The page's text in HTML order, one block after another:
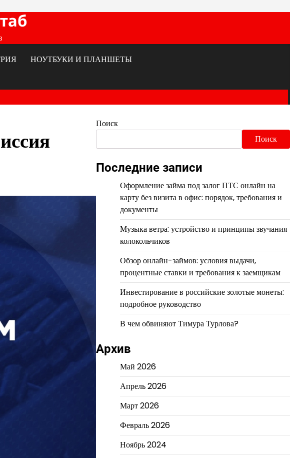
НОУТБУКИ И ПЛАНШЕТЫ
Поиск
Поиск
Последние записи
Оформление займа под залог ПТС онлайн на
карту без визита в офис: порядок, требования и
документы
Музыка ветра: устройство и принципы звучания
колокольчиков
Обзор онлайн-займов: условия выдачи,
процентные ставки и требования к заемщикам
Инвестирование в российские золотые монеты:
подробное руководство
В чем обвиняют Тимура Турлова?
Архив
Май 2026
Апрель 2026
Март 2026
Февраль 2026
Ноябрь 2024